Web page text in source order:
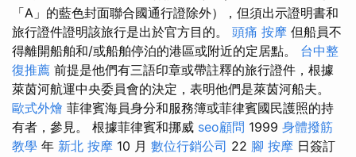
「A」的藍色封面聯合國通行證除外），但須出示證明書和
旅行證件證明該旅行是出於官方目的。 頭痛 按摩 但船員不
得離開船舶和/或船舶停泊的港區或附近的定居點。 台中整
復推薦 前提是他們有三語印章或帶註釋的旅行證件，根據
萊茵河航運中央委員會的決定，表明他們是萊茵河船夫。
歐式外燴 菲律賓海員身分和服務簿或菲律賓國民護照的持
有者，參見。 根據菲律賓和挪威 seo顧問 1999 身體撥筋
教學 年 新北 按摩 10 月 數位行銷公司 22 腳 按摩 日簽訂